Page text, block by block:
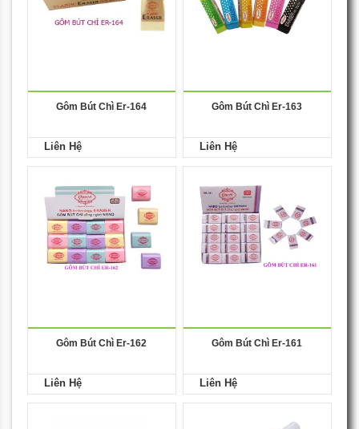
Gôm Bút Chì Er-164
Liên Hệ
Gôm Bút Chì Er-163
Liên Hệ
Gôm Bút Chì Er-162
Liên Hệ
Gôm Bút Chì Er-161
Liên Hệ